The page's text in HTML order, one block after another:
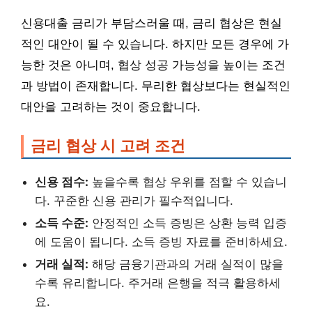
신용대출 금리가 부담스러울 때, 금리 협상은 현실
적인 대안이 될 수 있습니다. 하지만 모든 경우에 가
능한 것은 아니며, 협상 성공 가능성을 높이는 조건
과 방법이 존재합니다. 무리한 협상보다는 현실적인
대안을 고려하는 것이 중요합니다.
금리 협상 시 고려 조건
신용 점수: 높을수록 협상 우위를 점할 수 있습니
다. 꾸준한 신용 관리가 필수적입니다.
소득 수준: 안정적인 소득 증빙은 상환 능력 입증
에 도움이 됩니다. 소득 증빙 자료를 준비하세요.
거래 실적: 해당 금융기관과의 거래 실적이 많을
수록 유리합니다. 주거래 은행을 적극 활용하세
요.